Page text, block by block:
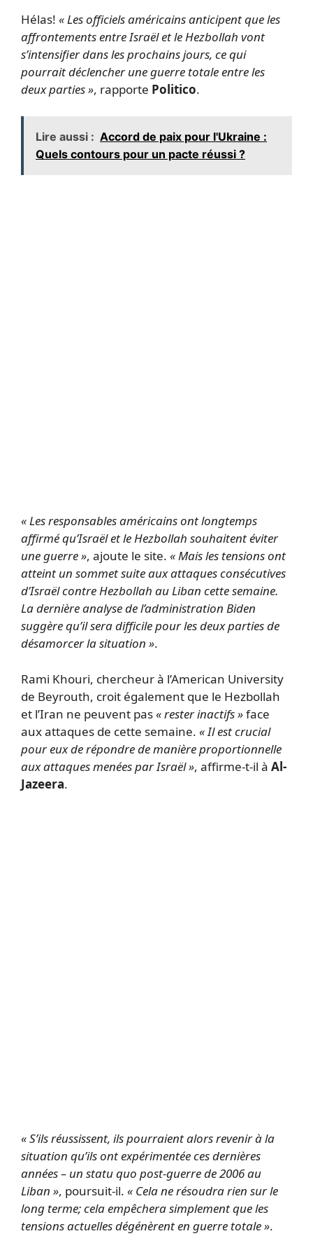
Hélas! « Les officiels américains anticipent que les
affrontements entre Israël et le Hezbollah vont
s’intensifier dans les prochains jours, ce qui
pourrait déclencher une guerre totale entre les
deux parties », rapporte Politico.
Lire aussi : Accord de paix pour l'Ukraine :
Quels contours pour un pacte réussi ?
« Les responsables américains ont longtemps
affirmé qu’Israël et le Hezbollah souhaitent éviter
une guerre », ajoute le site. « Mais les tensions ont
atteint un sommet suite aux attaques consécutives
d’Israël contre Hezbollah au Liban cette semaine.
La dernière analyse de l’administration Biden
suggère qu’il sera difficile pour les deux parties de
désamorcer la situation ».
Rami Khouri, chercheur à l’American University
de Beyrouth, croit également que le Hezbollah
et l’Iran ne peuvent pas« rester inactifs »face
aux attaques de cette semaine. « Il est crucial
pour eux de répondre de manière proportionnelle
aux attaques menées par Israël », affirme-t-il à Al-
Jazeera.
« S’ils réussissent, ils pourraient alors revenir à la
situation qu’ils ont expérimentée ces dernières
années – un statu quo post-guerre de 2006 au
Liban », poursuit-il. « Cela ne résoudra rien sur le
long terme; cela empêchera simplement que les
tensions actuelles dégénèrent en guerre totale ».